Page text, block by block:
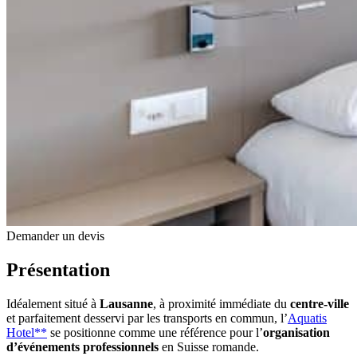
Demander un devis
Présentation
Idéalement situé à Lausanne, à proximité immédiate du centre-ville
et parfaitement desservi par les transports en commun, l’Aquatis
Hotel** se positionne comme une référence pour l’organisation
d’événements professionnels en Suisse romande.